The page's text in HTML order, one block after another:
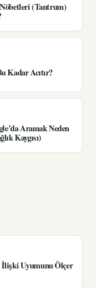
(Tantrum)
Kadar Acıtır?
Aramak Neden
Kaygısı)
Uyumunu Ölçer